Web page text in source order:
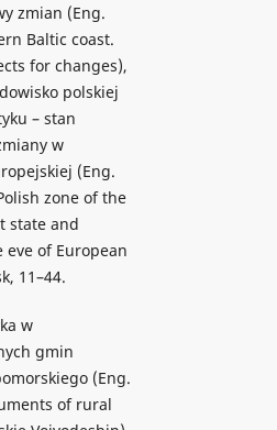
zmian (Eng.
Baltic coast.
for changes),
polskiej
– stan
w
(Eng.
zone of the
state and
of European
11–44.
w
gmin
(Eng.
of rural